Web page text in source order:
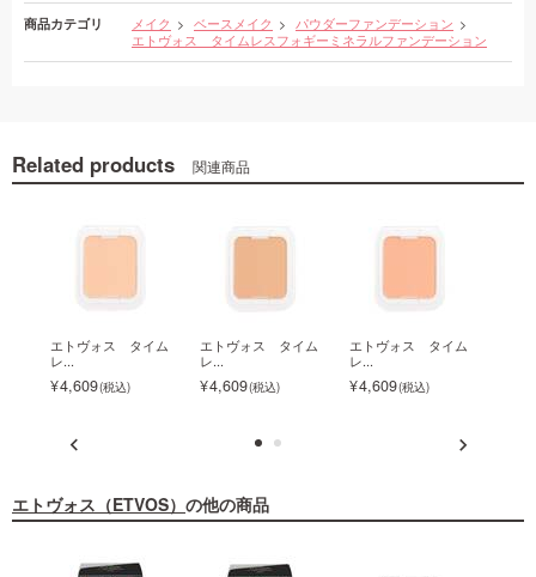
商品カテゴリ メイク ベースメイク
パウダーファンデーション
エトヴォス タイムレスフォギーミネラルファンデーション
Related products 関連商品
エトヴォス タイム
レ...
4,609
エトヴォス タイム
レ...
4,609
エトヴォス タイム
レ...
4,609
エトヴォス（ETVOS） の他の商品